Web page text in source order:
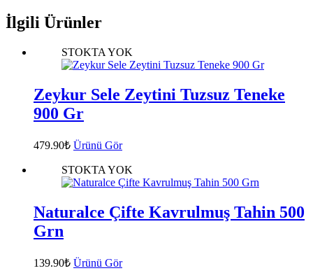
İlgili Ürünler
STOKTA YOK
Zeykur Sele Zeytini Tuzsuz Teneke
900 Gr
479.90₺ Ürünü Gör
STOKTA YOK
Naturalce Çifte Kavrulmuş Tahin 500
Grn
139.90₺ Ürünü Gör